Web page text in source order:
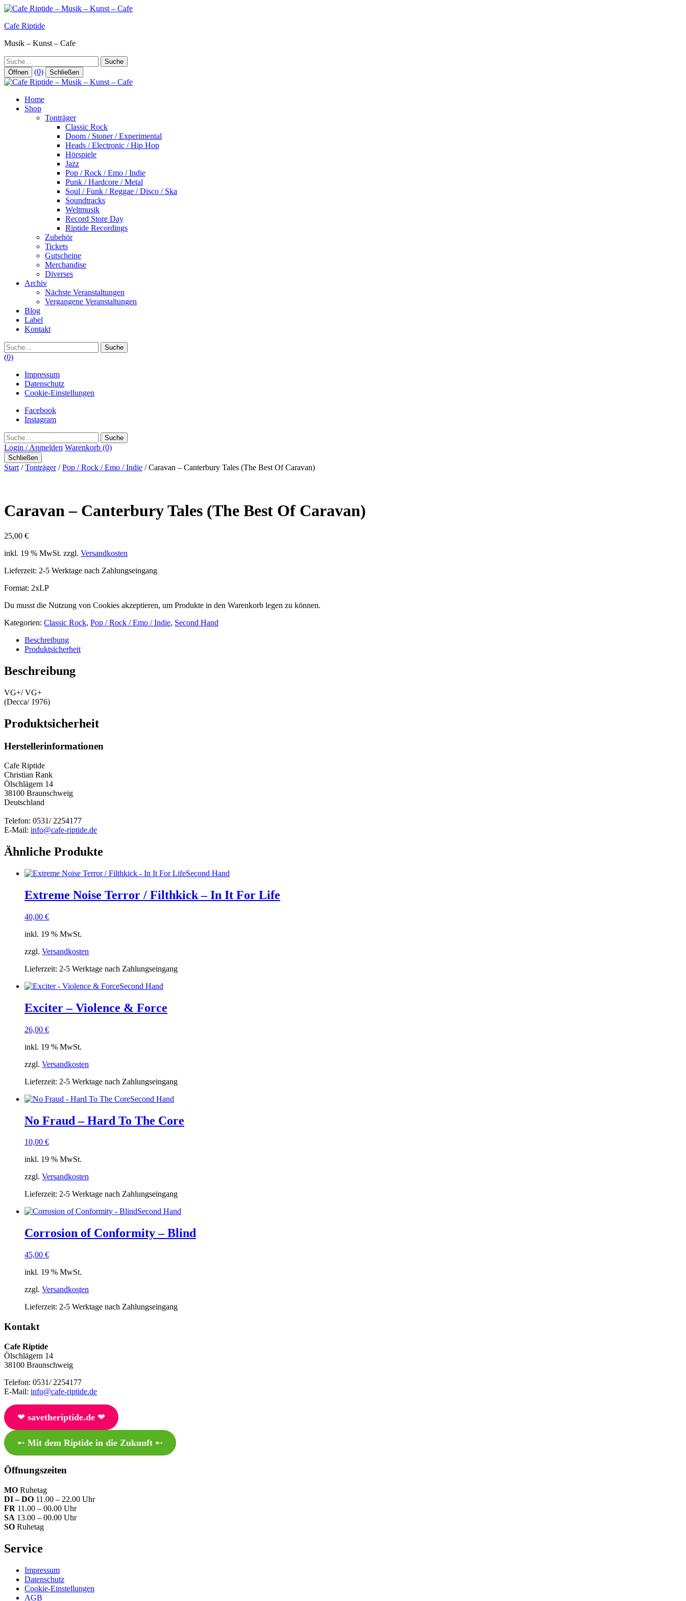
Zum
springen
Cafe Riptide
Musik – Kunst – Cafe
Suche
Öffnen (0) Schließen
Home
Shop
Tonträger
Classic Rock
Doom / Stoner / Experimental
Heads / Electronic / Hip Hop
Hörspiele
Jazz
Pop / Rock / Emo / Indie
Punk / Hardcore / Metal
Soul / Funk / Reggae / Disco / Ska
Soundtracks
Weltmusik
Record Store Day
Riptide Recordings
Zubehör
Tickets
Gutscheine
Merchandise
Diverses
Archiv
Nächste Veranstaltungen
Vergangene Veranstaltungen
Blog
Label
Kontakt
Suche
(0)
Impressum
Datenschutz
Cookie-Einstellungen
Facebook
Instagram
Suche
Login / Anmelden Warenkorb (0)
Schließen
Start /Tonträger/Pop / Rock / Emo / Indie / Caravan – Canterbury Tales (The Best Of Caravan)
Caravan – Canterbury Tales (The Best Of Caravan)
25,00 €
inkl. 19 % MwSt. zzgl. Versandkosten
Lieferzeit: 2-5 Werktage nach Zahlungseingang
Format: 2xLP
Du musst die Nutzung von Cookies akzeptieren, um Produkte in den Warenkorb legen zu können.
Kategorien: Classic Rock, Pop / Rock / Emo / Indie, Second Hand
Beschreibung
Produktsicherheit
Beschreibung
VG+/ VG+
(Decca/ 1976)
Produktsicherheit
Herstellerinformationen
Cafe Riptide
Christian Rank
Ölschlägern 14
38100 Braunschweig
Deutschland
Telefon: 0531/ 2254177
E-Mail: info@cafe-riptide.de
Ähnliche Produkte
Second Hand
Extreme Noise Terror / Filthkick – In It For Life
40,00 €
inkl. 19 % MwSt.
zzgl. Versandkosten
Lieferzeit: 2-5 Werktage nach Zahlungseingang
Second Hand
Exciter – Violence & Force
26,00 €
inkl. 19 % MwSt.
zzgl. Versandkosten
Lieferzeit: 2-5 Werktage nach Zahlungseingang
Second Hand
No Fraud – Hard To The Core
10,00 €
inkl. 19 % MwSt.
zzgl. Versandkosten
Lieferzeit: 2-5 Werktage nach Zahlungseingang
Second Hand
Corrosion of Conformity – Blind
45,00 €
inkl. 19 % MwSt.
zzgl. Versandkosten
Lieferzeit: 2-5 Werktage nach Zahlungseingang
Kontakt
Cafe Riptide
Ölschlägern 14
38100 Braunschweig
Telefon: 0531/ 2254177
E-Mail: info@cafe-riptide.de
❤︎ savetheriptide.de❤︎
➸ Mit dem Riptide in die Zukunft➸
Öffnungszeiten
MO Ruhetag
DI – DO 11.00 – 22.00 Uhr
FR 11.00 – 00.00 Uhr
SA 13.00 – 00.00 Uhr
SO Ruhetag
Service
Impressum
Datenschutz
Cookie-Einstellungen
AGB